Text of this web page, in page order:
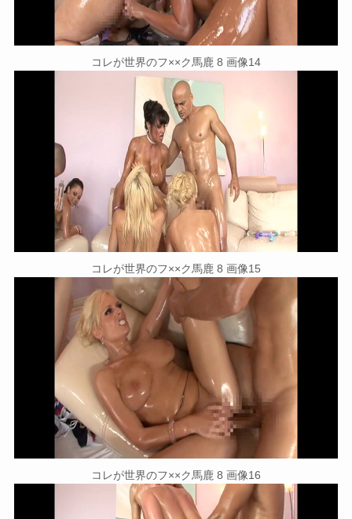
コレが世界のフ××ク馬鹿 8 画像14
コレが世界のフ××ク馬鹿 8 画像15
コレが世界のフ××ク馬鹿 8 画像16